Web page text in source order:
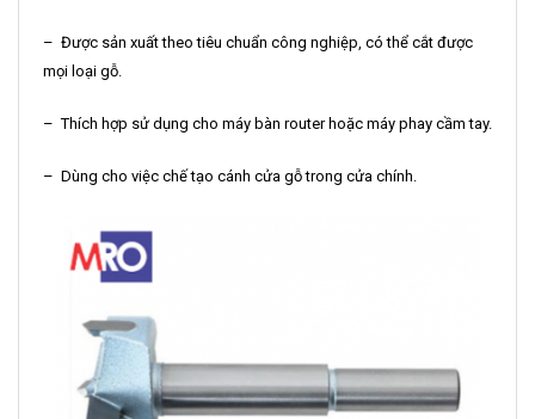
– Được sản xuất theo tiêu chuẩn công nghiệp, có thể cắt được
mọi loại gỗ.
– Thích hợp sử dụng cho máy bàn router hoặc máy phay cầm tay.
– Dùng cho việc chế tạo cánh cửa gỗ trong cửa chính.